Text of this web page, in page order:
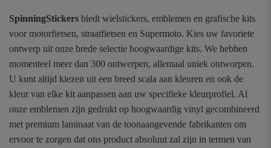
SpinningStickers biedt wielstickers, emblemen en grafische kits
voor motorfietsen, straatfietsen en Supermoto. Kies uw favoriete
ontwerp uit onze brede selectie hoogwaardige kits. We hebben
momenteel meer dan 300 ontwerpen, allemaal uniek ontworpen.
U kunt altijd kiezen uit een breed scala aan kleuren en ook de
kleur van elke kit aanpassen aan uw specifieke kleurprofiel. Al
onze emblemen zijn gedrukt op hoogwaardig vinyl gecombineerd
met premium laminaat van de toonaangevende fabrikanten om
ervoor te zorgen dat ons product absoluut zal zijn in termen van